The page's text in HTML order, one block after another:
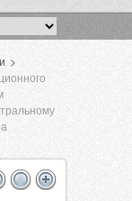
>